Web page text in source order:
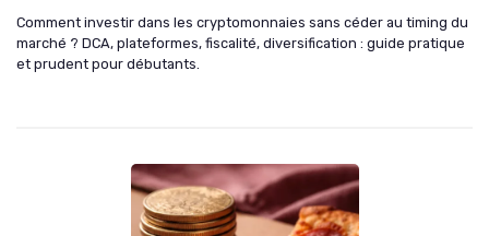
Comment investir dans les cryptomonnaies sans céder au timing du
marché ? DCA, plateformes, fiscalité, diversification : guide pratique
et prudent pour débutants.